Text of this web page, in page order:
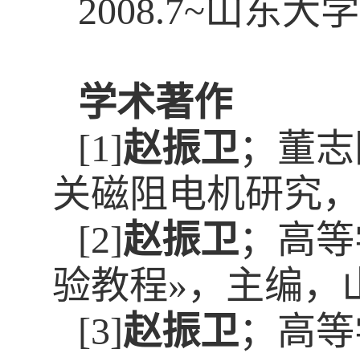
2008.7~山东大
学术著作
[1]赵振卫；董
关磁阻电机研究
[2]赵振卫；高
验教程»，主编，
[3]赵振卫；高